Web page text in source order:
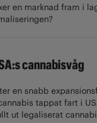
en marknad fram i
cannabisvåg
en snabb
tappat fart i
ut ­legaliserat